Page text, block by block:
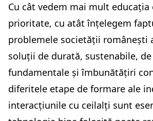
Cu cât vedem mai mult educația
prioritate, cu atât înțelegem
problemele societății românești
soluții de durată, sustenabile,
fundamentale și îmbunătățiri
diferitele etape de formare ale
interacțiunile cu ceilalți sunt